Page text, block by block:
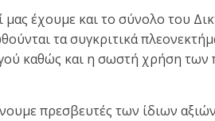
μας έχουμε και το σύνολο του
τα συγκριτικά
καθώς και η σωστή χρήση των
πρεσβευτές των ίδιων